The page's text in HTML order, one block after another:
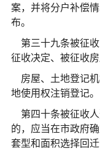
案，并将分户补偿
布。
第三十九条被征
征收决定、被征收
房屋、土地登记
地使用权注销登记。
第四十条被征收
的，应当在市政府
套型和面积选择回